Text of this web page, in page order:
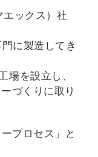
エックス）社
に製造してき
場を設立し、
づくりに取り
プロセス」
と